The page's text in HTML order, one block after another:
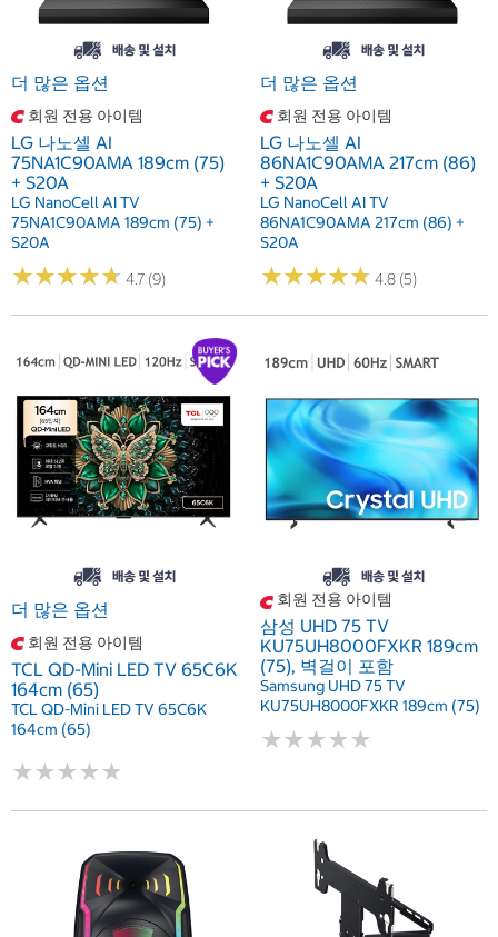
더 많은 옵션
회원 전용 아이템
LG 나노셀 AI
75NA1C90AMA 189cm (75)
+ S20A
LG NanoCell AI TV
75NA1C90AMA 189cm (75) +
S20A
★★★★★
★★★★★ 4.7 (9)
더 많은 옵션
회원 전용 아이템
LG 나노셀 AI
86NA1C90AMA 217cm (86)
+ S20A
LG NanoCell AI TV
86NA1C90AMA 217cm (86) +
S20A
★★★★★
★★★★★ 4.8 (5)
더 많은 옵션
회원 전용 아이템
TCL QD-Mini LED TV 65C6K
164cm (65)
TCL QD-Mini LED TV 65C6K
164cm (65)
★★★★★
★★★★★
회원 전용 아이템
삼성 UHD 75 TV
KU75UH8000FXKR 189cm
(75), 벽걸이 포함
Samsung UHD 75 TV
KU75UH8000FXKR 189cm (75)
★★★★★
★★★★★